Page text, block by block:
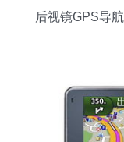
后视镜GPS导